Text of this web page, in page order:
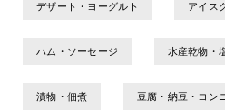
デザート・ヨーグルト アイス
ハム・ソーセージ 水産乾物・
漬物・佃煮 豆腐・納豆・コン